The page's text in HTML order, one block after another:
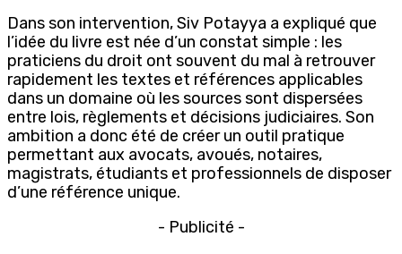
Dans son intervention, Siv Potayya a expliqué que
l’idée du livre est née d’un constat simple : les
praticiens du droit ont souvent du mal à retrouver
rapidement les textes et références applicables
dans un domaine où les sources sont dispersées
entre lois, règlements et décisions judiciaires. Son
ambition a donc été de créer un outil pratique
permettant aux avocats, avoués, notaires,
magistrats, étudiants et professionnels de disposer
d’une référence unique.
- Publicité -